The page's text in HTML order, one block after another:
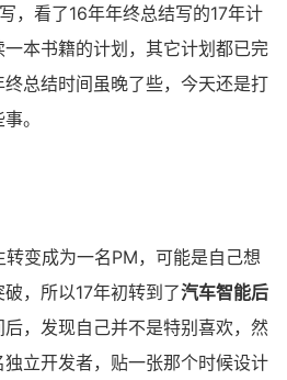
，看了16年年终总结写的17年计
本书籍的计划，其它计划都已完
总结时间虽晚了些，今天还是打
。
变成为一名PM，可能是自己想
，所以17年初转到了汽车智能后
后，发现自己并不是特别喜欢，然
立开发者，贴一张那个时候设计